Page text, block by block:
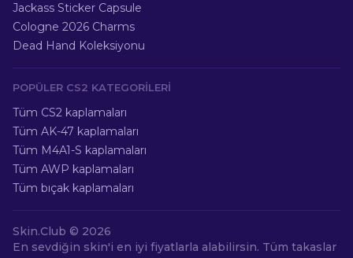
Jackass Sticker Capsule
Cologne 2026 Charms
Dead Hand Koleksiyonu
POPÜLER CS2 KATEGORILERI
Tüm CS2 kaplamaları
Tüm AK-47 kaplamaları
Tüm M4A1-S kaplamaları
Tüm AWP kaplamaları
Tüm bıçak kaplamaları
Skin.Club © 2026
En sevdiğin skin'i en iyi fiyatlarla alabilirsin. Tüm takaslar